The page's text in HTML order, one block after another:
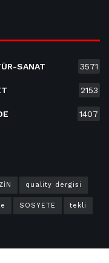
SANAT 3571
2153
1407
quality dergisi
SOSYETE tekli